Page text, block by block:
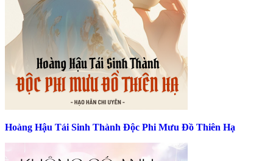
Hoàng Hậu Tái Sinh Thành Độc Phi Mưu Đồ Thiên Hạ